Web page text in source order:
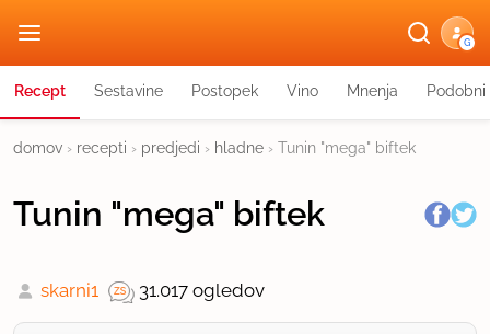
G
Recept Sestavine Postopek Vino Mnenja
domov › recepti › predjedi › hladne › Tunin "mega" biftek
Tunin "mega" biftek
skarni1 31.017 ogledov